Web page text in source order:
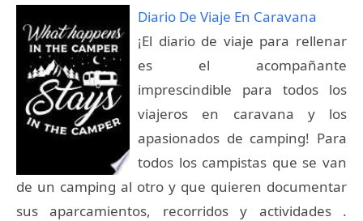
Diario De Viaje En Caravana
¡El diario de viaje para rellenar
es el acompañante
imprescindible para todos los
viajeros en caravana y los
apasionados de camping! Para
todos los campistas que se van
de un camping al otro y que quieren documentar
sus aparcamientos, recorridos y actividades .